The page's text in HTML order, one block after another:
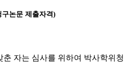
논문 제출자격)
자는 심사를 위하여 박사학위청